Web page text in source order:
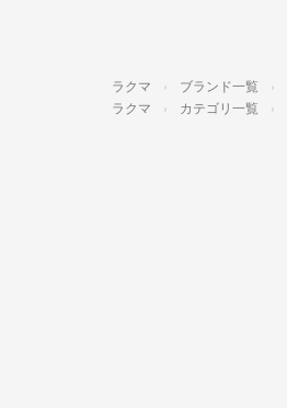
ラクマ ブランド一覧
ラクマ カテゴリ一覧